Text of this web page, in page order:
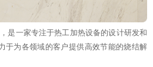
是一家专注于热工加热设备的设计研发和
于为各领域的客户提供高效节能的烧结解